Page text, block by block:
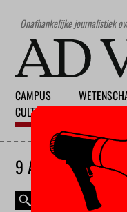
Onafhankelijke journalistiek
CAMPUS
CULTUUR
9 AUGUSTUS 2026